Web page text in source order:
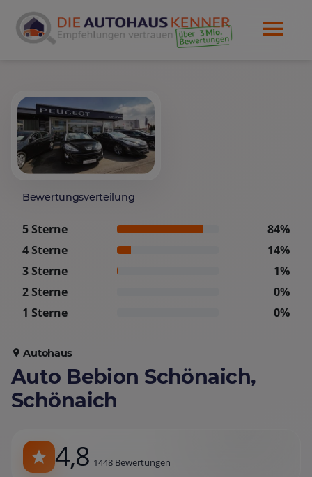
Bewertungsverteilung
5 Sterne
84%
4 Sterne
14%
3 Sterne
1%
2 Sterne
0%
1 Sterne
0%
Autohaus
Auto Bebion Schönaich,
Schönaich
4,8 1448 Bewertungen